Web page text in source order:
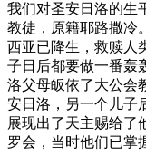
我们对圣安日洛的生
教徒，原籍耶路撒冷
西亚已降生，救赎人
子日后都要做一番轰
洛父母皈依了大公会
安日洛，另一个儿子
展现出了天主赐给了
罗会，当时他们已掌